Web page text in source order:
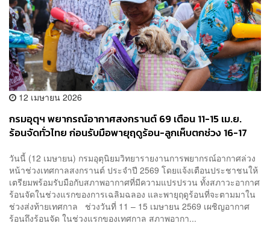
12 เมษายน 2026
กรมอุตุฯ พยากรณ์อากาศสงกรานต์ 69 เตือน 11-15 เม.ย.
ร้อนจัดทั่วไทย ก่อนรับมือพายุฤดูร้อน-ลูกเห็บตกช่วง 16-17
วันนี้ (12 เมษายน) กรมอุตุนิยมวิทยารายงานการพยากรณ์อากาศล่วง
หน้าช่วงเทศกาลสงกรานต์ ประจำปี 2569 โดยแจ้งเตือนประชาชนให้
เตรียมพร้อมรับมือกับสภาพอากาศที่มีความแปรปรวน ทั้งสภาวะอากาศ
ร้อนจัดในช่วงแรกของการเฉลิมฉลอง และพายุฤดูร้อนที่จะตามมาใน
ช่วงส่งท้ายเทศกาล ช่วงวันที่ 11 – 15 เมษายน 2569 เผชิญอากาศ
ร้อนถึงร้อนจัด ในช่วงแรกของเทศกาล สภาพอากา...